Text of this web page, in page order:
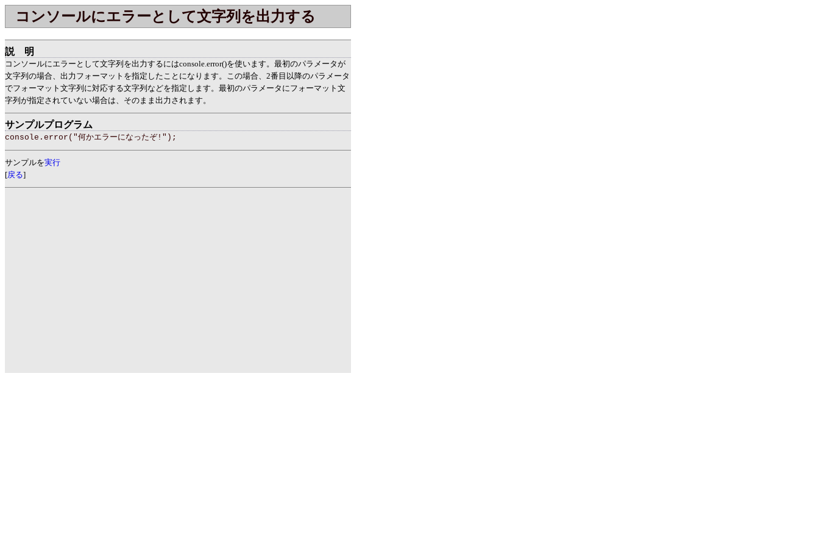
コンソールにエラーとして文字列を出力する
説明
コンソールにエラーとして文字列を出力するにはconsole.error()を使います。最初のパラメータが
文字列の場合、出力フォーマットを指定したことになります。この場合、2番目以降のパラメータ
でフォーマット文字列に対応する文字列などを指定します。最初のパラメータにフォーマット文
字列が指定されていない場合は、そのまま出力されます。
サンプルプログラム
console.error("何かエラーになったぞ!");
サンプルを実行
[戻る]